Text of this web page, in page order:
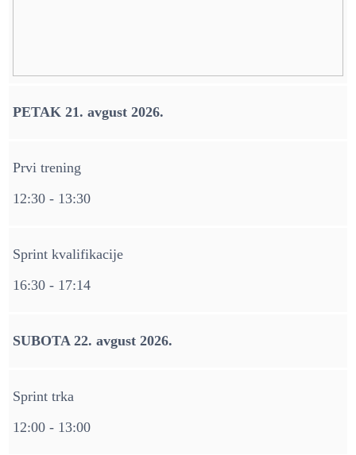
PETAK 21. avgust 2026.
Prvi trening
12:30 - 13:30
Sprint kvalifikacije
16:30 - 17:14
SUBOTA 22. avgust 2026.
Sprint trka
12:00 - 13:00